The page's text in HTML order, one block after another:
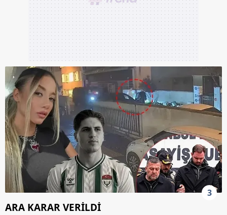
3
ARA KARAR VERİLDİ